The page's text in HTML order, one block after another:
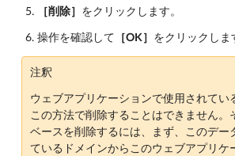
［削除］ をクリックします。
操作を確認して ［OK］ をクリックしま
注釈
ウェブアプリケーションで使用されてい
この方法で削除することはできません。
ベースを削除するには、まず、このデー
ているドメインからこのウェブアプリケ